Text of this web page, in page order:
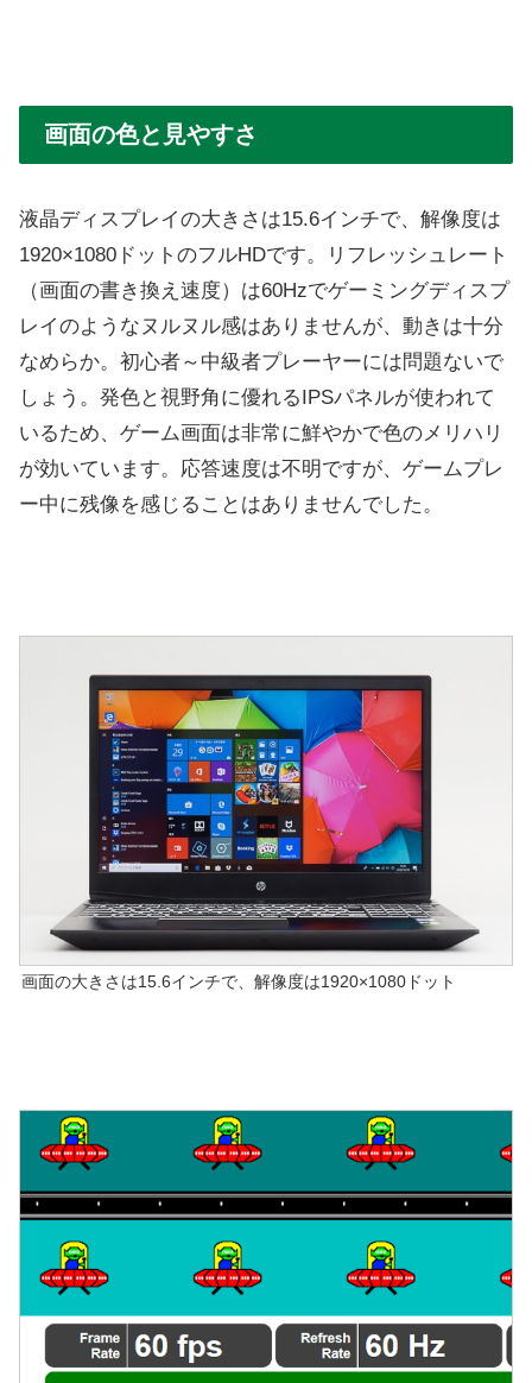
画面の色と見やすさ
液晶ディスプレイの大きさは15.6インチで、解像度は
1920×1080ドットのフルHDです。リフレッシュレート
（画面の書き換え速度）は60Hzでゲーミングディスプ
レイのようなヌルヌル感はありませんが、動きは十分
なめらか。初心者～中級者プレーヤーには問題ないで
しょう。発色と視野角に優れるIPSパネルが使われて
いるため、ゲーム画面は非常に鮮やかで色のメリハリ
が効いています。応答速度は不明ですが、ゲームプレ
ー中に残像を感じることはありませんでした。
画面の大きさは15.6インチで、解像度は1920×1080ドット